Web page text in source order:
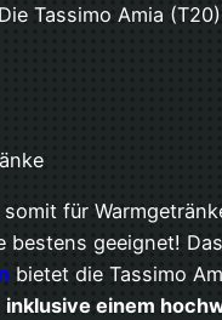
Tassimo Amia
für
bestens geeignet!
bietet die Tassimo
inklusive einem